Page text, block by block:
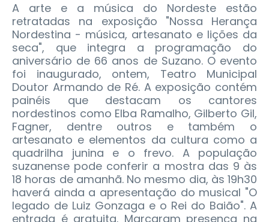
A arte e a música do Nordeste estão
retratadas na exposição "Nossa Herança
Nordestina - música, artesanato e lições da
seca", que integra a programação do
aniversário de 66 anos de Suzano. O evento
foi inaugurado, ontem, Teatro Municipal
Doutor Armando de Ré. A exposição contém
painéis que destacam os cantores
nordestinos como Elba Ramalho, Gilberto Gil,
Fagner, dentre outros e também o
artesanato e elementos da cultura como a
quadrilha junina e o frevo. A população
suzanense pode conferir a mostra das 9 às
18 horas de amanhã. No mesmo dia, às 19h30
haverá ainda a apresentação do musical "O
legado de Luiz Gonzaga e o Rei do Baião". A
entrada é gratuita. Marcaram presença na